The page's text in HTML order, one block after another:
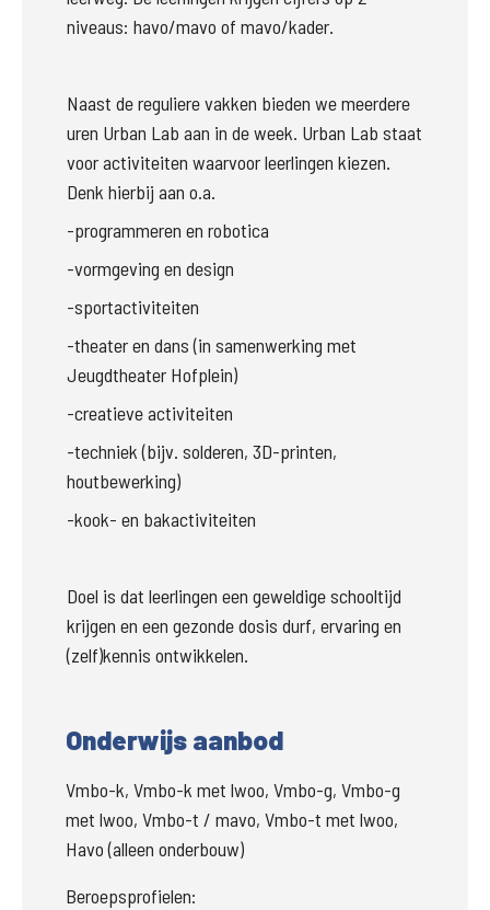
niveaus: havo/mavo of mavo/kader.
Naast de reguliere vakken bieden we meerdere
uren Urban Lab aan in de week. Urban Lab staat
voor activiteiten waarvoor leerlingen kiezen.
Denk hierbij aan o.a.
-programmeren en robotica
-vormgeving en design
-sportactiviteiten
-theater en dans (in samenwerking met
Jeugdtheater Hofplein)
-creatieve activiteiten
-techniek (bijv. solderen, 3D-printen,
houtbewerking)
-kook- en bakactiviteiten
Doel is dat leerlingen een geweldige schooltijd
krijgen en een gezonde dosis durf, ervaring en
(zelf)kennis ontwikkelen.
Onderwijs aanbod
Vmbo-k, Vmbo-k met lwoo, Vmbo-g, Vmbo-g
met lwoo, Vmbo-t / mavo, Vmbo-t met lwoo,
Havo (alleen onderbouw)
Beroepsprofielen: